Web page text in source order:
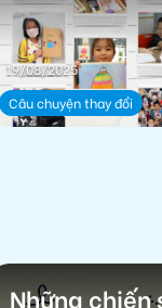
19/08/2025
Câu chuyện thay đổi
Những chiến